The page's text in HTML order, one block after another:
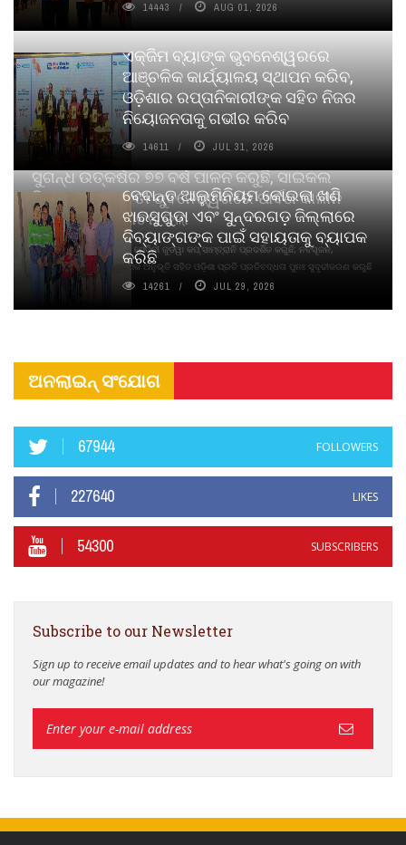
ସୁଗନ୍ଧ ଉତ୍କର୍ଷର ୭୭ ବର୍ଷ ପାଳନ କରୁଛି, ସାଇକଲ
ପିୟୋର୍‌ ଅଗରବତୀ ଭୁବନେଶ୍ୱରରେ ପାର୍ବଣ କାଳୀନ
ନବସୃଜନ ଉନ୍ମୋଚନ କଲା
ବାଉଁଶ ବିହୀନ କଠିନ ଧୂପ ଏବଂ ମେଦିନୀ ଜୁଡୱା କପ୍‌ ସାମ୍ବ୍ରାନି ପ୍ରଦର୍ଶିତ କରୁଛି; ନବସୃଜନ,
ଦୀର୍ଘସ୍ଥାୟିତା ଏବଂ ଆଧ୍ୟାତ୍ମିକ ଅନୁଭୂତି ସହିତ ଓଡ଼ିଶା ପ୍ରତି ପ୍ରତିବଦ୍ଧତା ପୁନଃ ସୁଦୃଢୀକରଣ କରୁଛି
14443 AUG 01, 2026
ଏକ୍ଜିମ ବ୍ୟାଙ୍କ ଭୁବନେଶ୍ୱରରେ
ଆଞ୍ଚଳିକ କାର୍ଯ୍ୟାଳୟ ସ୍ଥାପନ କରିବ,
ଓଡ଼ିଶାର ରପ୍ତାନିକାରୀଙ୍କ ସହିତ ନିଜର
ନିୟୋଜନତାକୁ ଗଭୀର କରିବ
14611 JUL 31, 2026
ବେଦାନ୍ତ ଆଲୁମିନିୟମ କୋଇଲା ଖଣି
ଝାରସୁଗୁଡା ଏବଂ ସୁନ୍ଦରଗଡ଼ ଜିଲ୍ଲାରେ
ଦିବ୍ୟାଙ୍ଗଙ୍କ ପାଇଁ ସହାୟତାକୁ ବ୍ୟାପକ
କରିଛି
14261 JUL 29, 2026
ଅନଲାଇନ୍ ସଂଯୋଗ
67944 FOLLOWERS
227640 LIKES
54300 SUBSCRIBERS
Subscribe to our Newsletter
Sign up to receive email updates and to hear what's going on with
our magazine!